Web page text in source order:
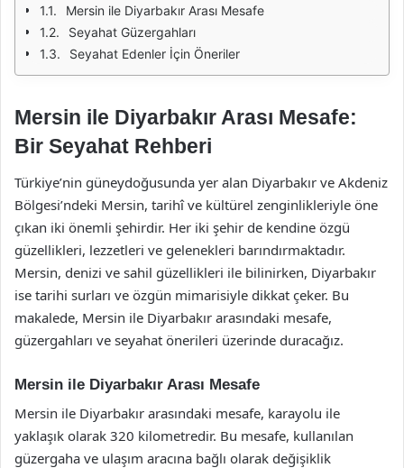
Mersin ile Diyarbakır Arası Mesafe
Seyahat Güzergahları
Seyahat Edenler İçin Öneriler
Mersin ile Diyarbakır Arası Mesafe:
Bir Seyahat Rehberi
Türkiye’nin güneydoğusunda yer alan Diyarbakır ve Akdeniz
Bölgesi’ndeki Mersin, tarihî ve kültürel zenginlikleriyle öne
çıkan iki önemli şehirdir. Her iki şehir de kendine özgü
güzellikleri, lezzetleri ve gelenekleri barındırmaktadır.
Mersin, denizi ve sahil güzellikleri ile bilinirken, Diyarbakır
ise tarihi surları ve özgün mimarisiyle dikkat çeker. Bu
makalede, Mersin ile Diyarbakır arasındaki mesafe,
güzergahları ve seyahat önerileri üzerinde duracağız.
Mersin ile Diyarbakır Arası Mesafe
Mersin ile Diyarbakır arasındaki mesafe, karayolu ile
yaklaşık olarak 320 kilometredir. Bu mesafe, kullanılan
güzergaha ve ulaşım aracına bağlı olarak değişiklik